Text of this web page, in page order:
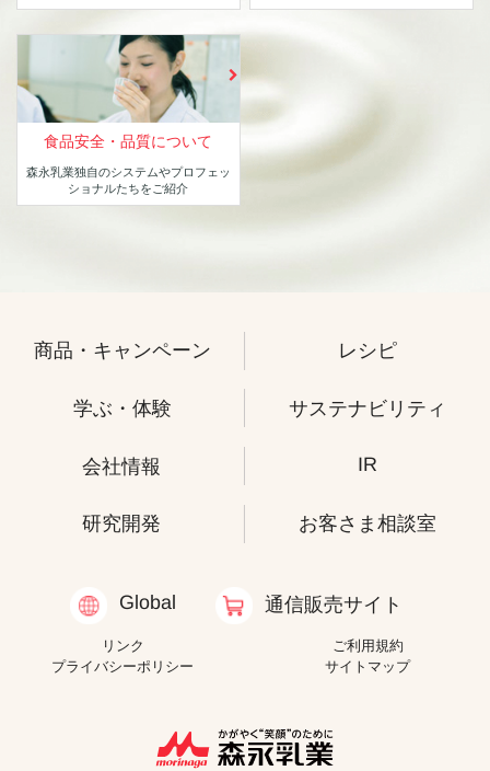
食品安全・品質について
森永乳業独自のシステムやプロフェッ
ショナルたちをご紹介
商品・キャンペーン レシピ
学ぶ・体験 サステナビリティ
会社情報 IR
研究開発 お客さま相談室
Global 通信販売サイト
リンク
ご利用規約
プライバシーポリシー
サイトマップ